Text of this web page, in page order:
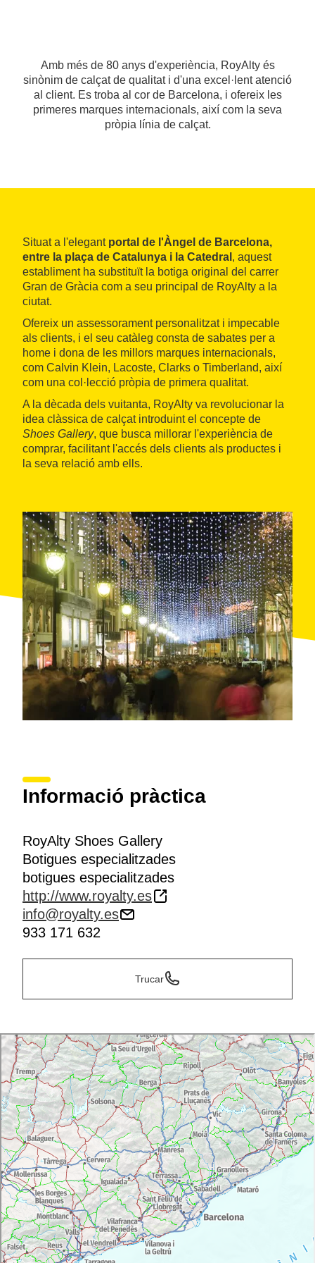
Amb més de 80 anys d'experiència, RoyAlty és
sinònim de calçat de qualitat i d'una excel·lent atenció
al client. Es troba al cor de Barcelona, i ofereix les
primeres marques internacionals, així com la seva
pròpia línia de calçat.
Situat a l'elegant portal de l'Àngel de Barcelona,
entre la plaça de Catalunya i la Catedral , aquest
establiment ha substituït la botiga original del carrer
Gran de Gràcia com a seu principal de RoyAlty a la
ciutat.
Ofereix un assessorament personalitzat i impecable
als clients, i el seu catàleg consta de sabates per a
home i dona de les millors marques internacionals,
com Calvin Klein, Lacoste, Clarks o Timberland, així
com una col·lecció pròpia de primera qualitat.
A la dècada dels vuitanta, RoyAlty va revolucionar la
idea clàssica de calçat introduint el concepte de
Shoes Gallery, que busca millorar l'experiència de
comprar, facilitant l'accés dels clients als productes i
la seva relació amb ells.
Informació pràctica
RoyAlty Shoes Gallery
Botigues especialitzades
botigues especialitzades
http://www.royalty.es
info@royalty.es
933 171 632
Trucar